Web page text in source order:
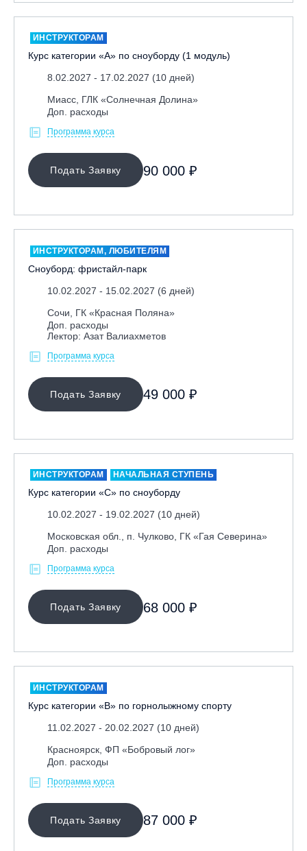
ИНСТРУКТОРАМ
Курс категории «А» по сноуборду (1 модуль)
8.02.2027 - 17.02.2027 (10 дней)
Миасс, ГЛК «Солнечная Долина»
Доп. расходы
Программа курса
Подать Заявку 90 000 ₽
ИНСТРУКТОРАМ, ЛЮБИТЕЛЯМ
Сноуборд: фристайл-парк
10.02.2027 - 15.02.2027 (6 дней)
Сочи, ГК «Красная Поляна»
Доп. расходы
Лектор: Азат Валиахметов
Программа курса
Подать Заявку 49 000 ₽
ИНСТРУКТОРАМ НАЧАЛЬНАЯ СТУПЕНЬ
Курс категории «С» по сноуборду
10.02.2027 - 19.02.2027 (10 дней)
Московская обл., п. Чулково, ГК «Гая Северина»
Доп. расходы
Программа курса
Подать Заявку 68 000 ₽
ИНСТРУКТОРАМ
Курс категории «В» по горнолыжному спорту
11.02.2027 - 20.02.2027 (10 дней)
Красноярск, ФП «Бобровый лог»
Доп. расходы
Программа курса
Подать Заявку 87 000 ₽